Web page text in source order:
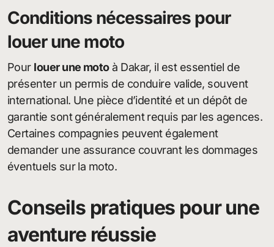
Conditions nécessaires pour
louer une moto
Pour louer une motoà Dakar, il est essentiel de
présenter un permis de conduire valide, souvent
international. Une pièce d’identité et un dépôt de
garantie sont généralement requis par les agences.
Certaines compagnies peuvent également
demander une assurance couvrant les dommages
éventuels sur la moto.
Conseils pratiques pour une
aventure réussie